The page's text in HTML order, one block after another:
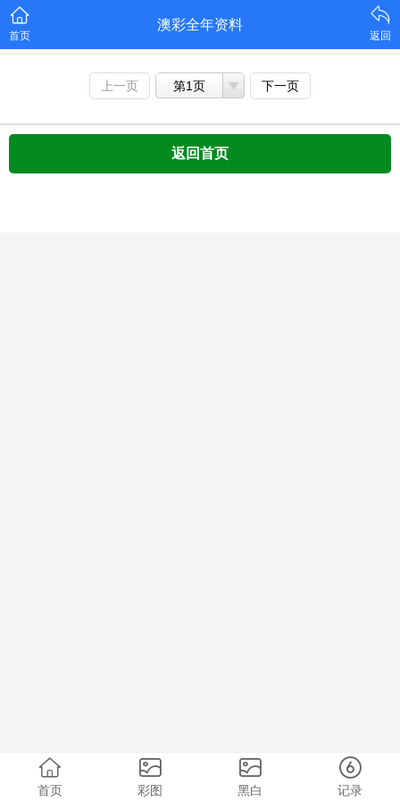
首页
澳彩全年资料
返回
上一页 第1页 下一页
返回首页
首页 彩图 黑白 记录